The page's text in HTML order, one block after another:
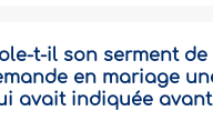
t-il son serment de
en mariage
avait indiquée